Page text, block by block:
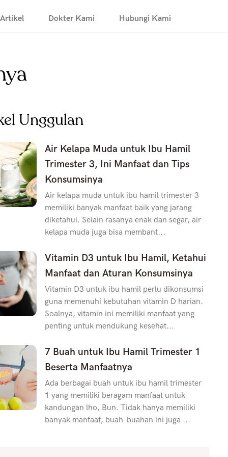
Artikel Dokter Kami Hubungi Kami
Unggulan
Air Kelapa Muda untuk Ibu Hamil
Trimester 3, Ini Manfaat dan Tips
Konsumsinya
Air kelapa muda untuk ibu hamil trimester 3
memiliki banyak manfaat baik yang jarang
diketahui. Selain rasanya enak dan segar, air
kelapa muda juga bisa membant...
Vitamin D3 untuk Ibu Hamil, Ketahui
Manfaat dan Aturan Konsumsinya
Vitamin D3 untuk ibu hamil perlu dikonsumsi
guna memenuhi kebutuhan vitamin D harian.
Soalnya, vitamin ini memiliki manfaat yang
penting untuk mendukung kesehat...
7 Buah untuk Ibu Hamil Trimester 1
Beserta Manfaatnya
Ada berbagai buah untuk ibu hamil trimester
1 yang memiliki beragam manfaat untuk
kandungan lho, Bun. Tidak hanya memiliki
banyak manfaat, buah-buahan ini juga ...